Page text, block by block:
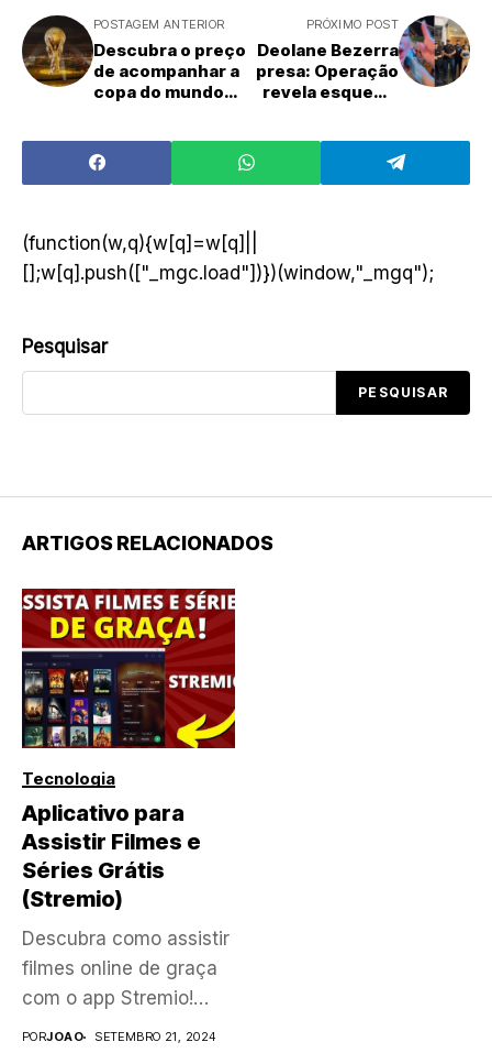
POSTAGEM ANTERIOR
Descubra o preço
de acompanhar a
copa do mundo
PRÓXIMO POST
Deolane Bezerra
presa: Operação
revela esquema
(function(w,q){w[q]=w[q]||
[];w[q].push(["_mgc.load"])})(window,"_mgq");
Pesquisar
PESQUISAR
ARTIGOS RELACIONADOS
Tecnologia
Aplicativo para
Assistir Filmes e
Séries Grátis
(Stremio)
Descubra como assistir
filmes online de graça
com o app Stremio!
Aprenda...
PORJOAO SETEMBRO 21, 2024